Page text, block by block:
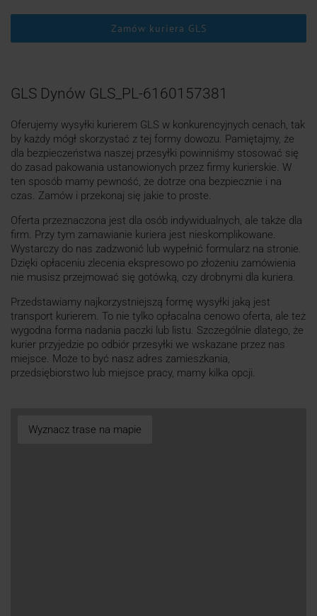
Zamów kuriera GLS
GLS Dynów GLS_PL-6160157381
Oferujemy wysyłki kurierem GLS w konkurencyjnych cenach, tak
by każdy mógł skorzystać z tej formy dowozu. Pamiętajmy, że
dla bezpieczeństwa naszej przesyłki powinniśmy stosować się
do zasad pakowania ustanowionych przez firmy kurierskie. W
ten sposób mamy pewność, że dotrze ona bezpiecznie i na
czas. Zamów i przekonaj się jakie to proste.
Oferta przeznaczona jest dla osób indywidualnych, ale także dla
firm. Przy tym zamawianie kuriera jest nieskomplikowane.
Wystarczy do nas zadzwonić lub wypełnić formularz na stronie.
Dzięki opłaceniu zlecenia ekspresowo po złożeniu zamówienia
nie musisz przejmować się gotówką, czy drobnymi dla kuriera.
Przedstawiamy najkorzystniejszą formę wysyłki jaką jest
transport kurierem. To nie tylko opłacalna cenowo oferta, ale też
wygodna forma nadania paczki lub listu. Szczególnie dlatego, że
kurier przyjedzie po odbiór przesyłki we wskazane przez nas
miejsce. Może to być nasz adres zamieszkania,
przedsiębiorstwo lub miejsce pracy, mamy kilka opcji.
Wyznacz trase na mapie